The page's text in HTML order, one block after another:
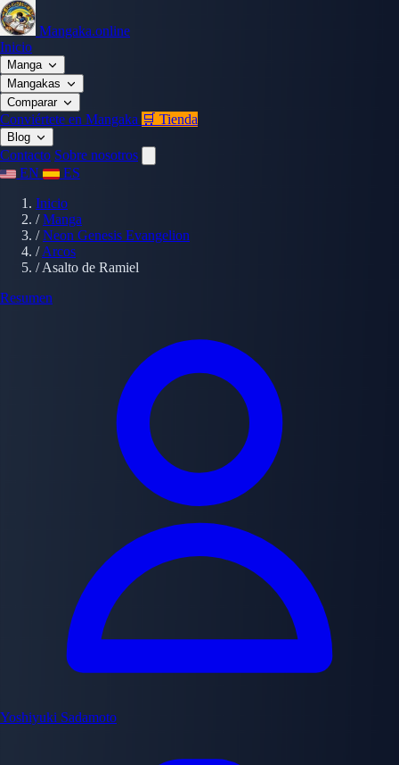
Mangaka.online
Inicio
Manga
Mangakas
Comparar
Conviértete en Mangaka 🛒 Tienda
Blog
Contacto Sobre nosotros
EN
ES
Inicio
/ Manga
/ Neon Genesis Evangelion
/ Arcos
/ Asalto de Ramiel
Resumen
Yoshiyuki Sadamoto